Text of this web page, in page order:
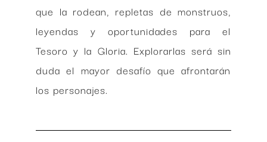
que la rodean, repletas de monstruos,
leyendas y oportunidades para el
Tesoro y la Gloria. Explorarlas será sin
duda el mayor desafío que afrontarán
los personajes.